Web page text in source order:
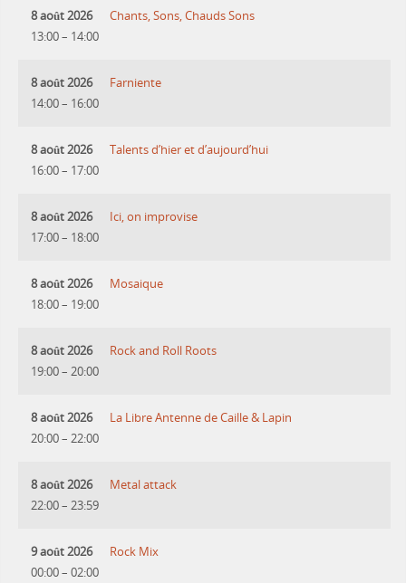
8 août 2026
13:00– 14:00
Chants, Sons, Chauds Sons
8 août 2026
14:00– 16:00
Farniente
8 août 2026
16:00– 17:00
Talents d’hier et d’aujourd’hui
8 août 2026
17:00– 18:00
Ici, on improvise
8 août 2026
18:00– 19:00
Mosaique
8 août 2026
19:00– 20:00
Rock and Roll Roots
8 août 2026
20:00– 22:00
La Libre Antenne de Caille & Lapin
8 août 2026
22:00– 23:59
Metal attack
9 août 2026
00:00– 02:00
Rock Mix